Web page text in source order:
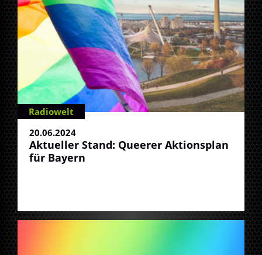
Radiowelt
20.06.2024
Aktueller Stand: Queerer Aktionsplan
für Bayern